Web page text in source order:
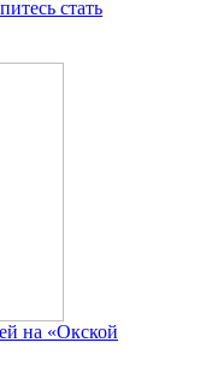
стать
на «Окской